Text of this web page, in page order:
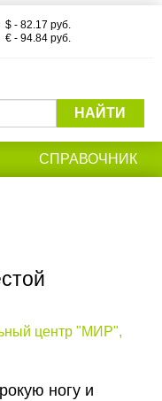
$ - 82.17 руб.
€ - 94.84 руб.
НАЙТИ
СПРАВОЧНИК
центр "МИР",
ногу и